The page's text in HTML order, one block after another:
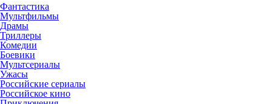
Фантастика
Мультфильмы
Драмы
Триллеры
Комедии
Боевики
Мультсериалы
Ужасы
Российские сериалы
Российское кино